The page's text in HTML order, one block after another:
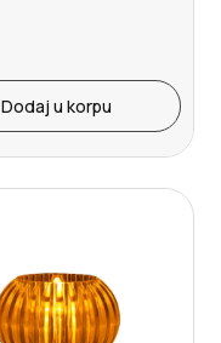
Dodaj u korpu